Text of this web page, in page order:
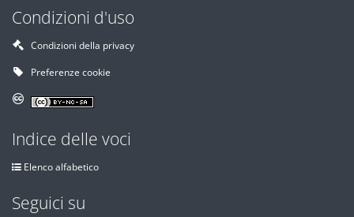
Condizioni d'uso
Condizioni della privacy
Preferenze cookie
Indice delle voci
Elenco alfabetico
Seguici su